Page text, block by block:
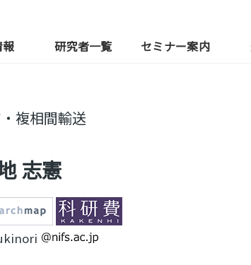
報 研究者一覧 セミナー案内
複相間輸送
志憲